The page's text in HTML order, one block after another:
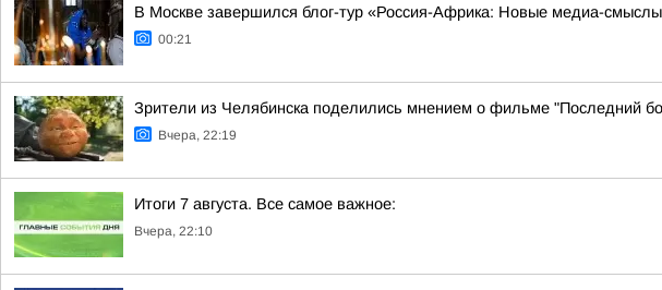
В Москве завершился блог-тур «Россия-Африка: Новые медиа-
00:21
Зрители из Челябинска поделились мнением о фильме "Последний
Вчера, 22:19
Итоги 7 августа. Все самое важное:
Вчера, 22:10